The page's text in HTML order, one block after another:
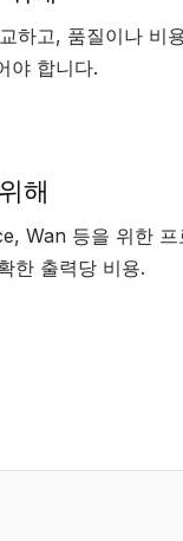
하고, 품질이나 비
야 합니다.
해
Wan 등을 위한
한 출력당 비용.